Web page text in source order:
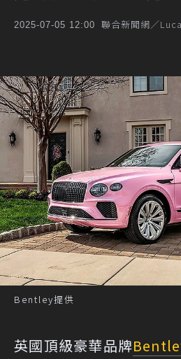
2025-07-05 12:00 聯合新聞網／
Bentley提供
英國頂級豪華品牌